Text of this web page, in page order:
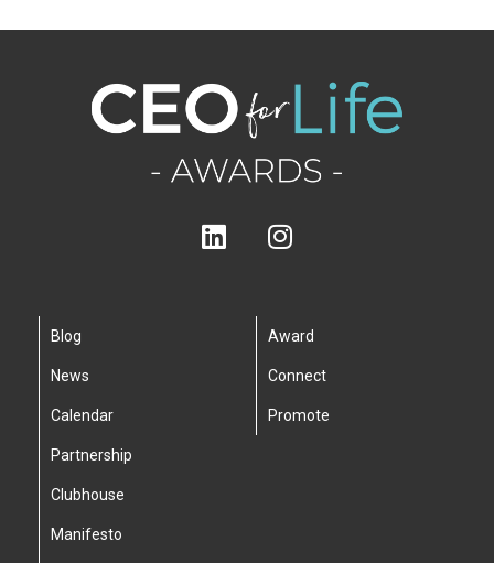
Blog
News
Calendar
Partnership
Clubhouse
Manifesto
Award
Connect
Promote